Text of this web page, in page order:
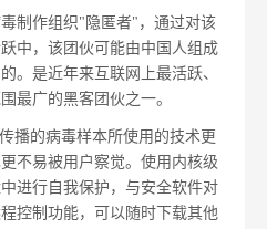
制作组织"隐匿者"，通过对该
中，该团伙可能由中国人组成
。是近年来互联网上最活跃、
最广的黑客团伙之一。
播的病毒样本所使用的技术更
不易被用户察觉。使用内核级
进行自我保护，与安全软件对
控制功能，可以随时下载其他